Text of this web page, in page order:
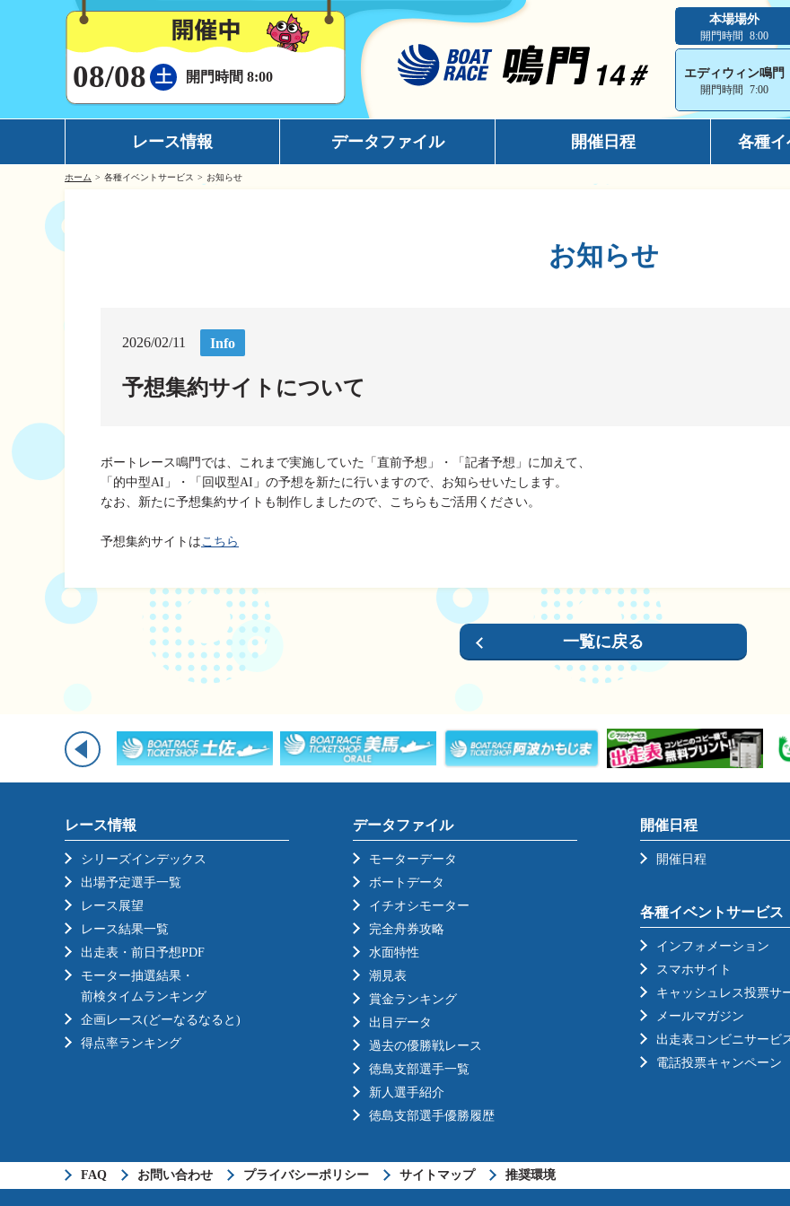
08/08 土 開門時間 8:00
本場場外
開門時間 8:00
エディウィン鳴門
開門時間 7:00
レース情報
シリーズインデックス
出走表・前日予想PDF
データファイル
過去の優勝戦レース
徳島支部選手一覧
開催日程 各種
ホーム 各種イベントサービス お知らせ
お知らせ
2026/02/11 Info
予想集約サイトについて
ボートレース鳴門では、これまで実施していた「直前予想」・「記者予想」に加えて、
「的中型AI」・「回収型AI」の予想を新たに行いますので、お知らせいたします。
なお、新たに予想集約サイトも制作しましたので、こちらもご活用ください。
予想集約サイトはこちら
一覧に戻る
レース情報
シリーズインデックス
出場予定選手一覧
レース展望
レース結果一覧
出走表・前日予想PDF
モーター抽選結果・
前検タイムランキング
企画レース(どーなるなると)
得点率ランキング
データファイル
モーターデータ
ボートデータ
イチオシモーター
完全舟券攻略
水面特性
潮見表
賞金ランキング
出目データ
過去の優勝戦レース
徳島支部選手一覧
新人選手紹介
徳島支部選手優勝履歴
開催日程
開催日程
各種イベントサービス
インフォメーション
スマホサイト
キャッシュレス投票サ
メールマガジン
出走表コンビニサービ
電話投票キャンペーン
FAQ お問い合わせ プライバシーポリシー サイトマップ 推奨環境